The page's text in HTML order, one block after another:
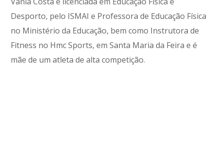
Desporto, pelo ISMAI e Professora de Educação Física
no Ministério da Educação, bem como Instrutora de
Fitness no Hmc Sports, em Santa Maria da Feira e é
mãe de um atleta de alta competição.